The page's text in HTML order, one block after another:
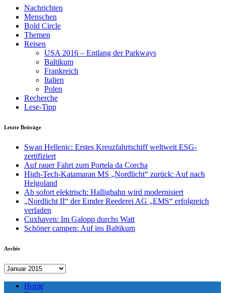
Nachrichten
Menschen
Bold Circle
Themen
Reisen
USA 2016 – Entlang der Parkways
Baltikum
Frankreich
Italien
Polen
Recherche
Lese-Tipp
Letzte Beiträge
Swan Hellenic: Erstes Kreuzfahrtschiff weltweit ESG-
zertifiziert
Auf rauer Fahrt zum Portela da Corcha
High-Tech-Katamaran MS „Nordlicht“ zurück: Auf nach
Helgoland
Ab sofort elektrisch: Halligbahn wird modernisiert
„Nordlicht II“ der Emder Reederei AG „EMS“ erfolgreich
verladen
Cuxhaven: Im Galopp durchs Watt
Schöner campen: Auf ins Baltikum
Archiv
Archiv
Home